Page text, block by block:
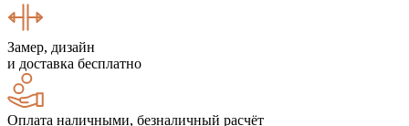
Замер, дизайн
и доставка бесплатно
Оплата наличными, безналичный расчёт